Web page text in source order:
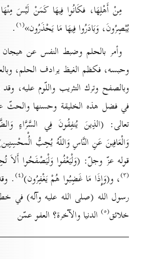
مِنْ أَهْلِهَا، فكَانُوا فِيهَا كَمَنْ لَيْسَ
يُبْصِرُونَ، وَبَادَرُوا فِيهَا مَا يَحْذَرُون»(۱) .
وأمر بالحلم وضبط النفس عن
وحبسه، فكظم الغيظ يرادف الحلم،
وبالصفح وترك التثريب واللّوم عليه،
في فضل هذه الخليقة وحسنها والحثّ
تعالى: (الذِينَ يُنفِقُونَ فِي السَّرَّاءِ
وَالْعَافِينَ عَنِ النَّاسِ وَاللّهُ يُحِبُّ الُْمحْسِنِين
قوله عزّ وجلّ: (وَلْيَعْفُوا وَلْيَصْفَحُوا أَلاَ
(۳) ، و(وَإِذَا مَا غَضِبُوا هُمْ يَغْفِرُون)(٤) .
رسول الله (صلى الله عليه وآله) في
خلائق(٥) الدنيا والآخرة؟ العفو عمّن